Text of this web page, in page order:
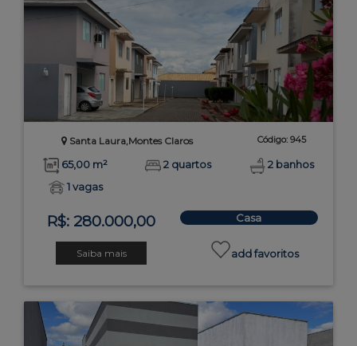
Santa Laura,Montes Claros Código: 945
65,00 m² 2 quartos
2 banhos
1 vagas
R$: 280.000,00 Casa
Saiba mais add favoritos